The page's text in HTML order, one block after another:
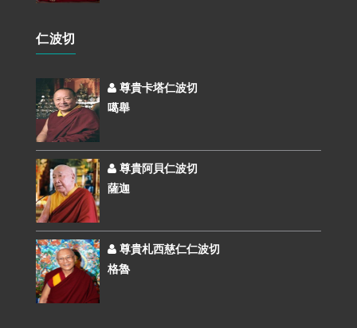
仁波切
尊貴卡塔仁波切
噶舉
尊貴阿貝仁波切
薩迦
尊貴札西慈仁仁波切
格魯